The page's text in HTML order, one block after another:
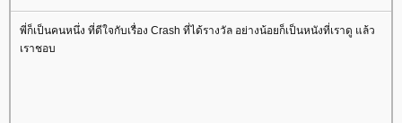
พี่ก็เป็นคนหนึ่ง ที่ดีใจกับเรื่อง Crash ที่ได้รางวัล อย่างน้อยก็เป็นหนังที่เราดู แล้ว
เราชอบ